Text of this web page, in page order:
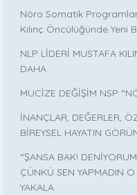
Nöro Somatik
Kılınç Öncülüğünde Yeni
NLP LİDERİ MUSTAFA
DAHA
MUCİZE DEĞİŞİM NSP
İNANÇLAR, DEĞERLER,
BİREYSEL HAYATIN
“ŞANSA BAK!
ÇÜNKÜ SEN YAPMADIN
YAKALA